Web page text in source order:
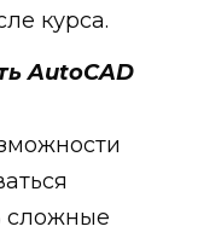
курса.
AutoCAD
сложные